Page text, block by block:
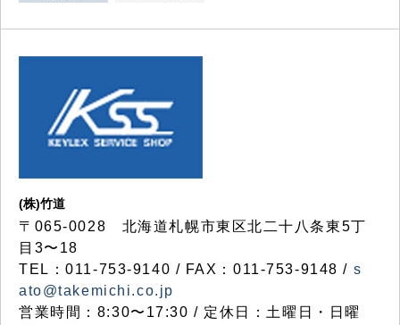
(株)竹道
〒065-0028 北海道札幌市東区北二十八条東5丁
目3〜18
TEL：011-753-9140 / FAX：011-753-9148 / s
ato@takemichi.co.jp
営業時間：8:30〜17:30 / 定休日：土曜日・日曜